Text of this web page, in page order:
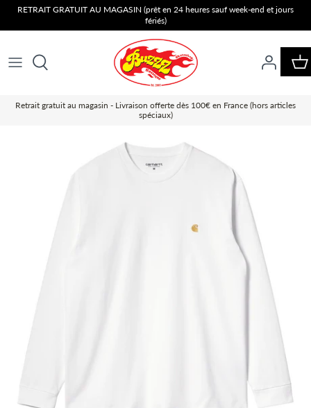
PasserRETRAIT GRATUIT AU MAGASIN (prêt en 24 heures sauf week-end et jours
fériés)
Retrait gratuit au magasin - Livraison offerte dès 100€ en France (hors articles
spéciaux)